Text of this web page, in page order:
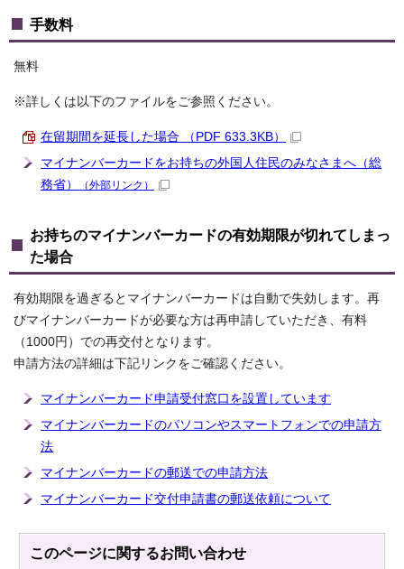
手数料
無料
※詳しくは以下のファイルをご参照ください。
在留期間を延長した場合 （PDF 633.3KB）
マイナンバーカードをお持ちの外国人住民のみなさまへ（総
務省）
（外部リンク）
お持ちのマイナンバーカードの有効期限が切れてしまっ
た場合
有効期限を過ぎるとマイナンバーカードは自動で失効します。再
びマイナンバーカードが必要な方は再申請していただき、有料
（1000円）での再交付となります。
申請方法の詳細は下記リンクをご確認ください。
マイナンバーカード申請受付窓口を設置しています
マイナンバーカードのパソコンやスマートフォンでの申請方
法
マイナンバーカードの郵送での申請方法
マイナンバーカード交付申請書の郵送依頼について
このページに関するお問い合わせ